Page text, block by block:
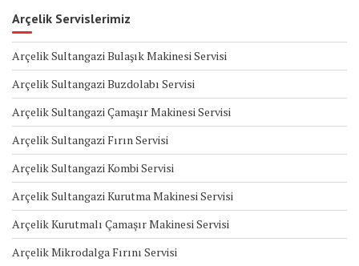
Arçelik Servislerimiz
Arçelik Sultangazi Bulaşık Makinesi Servisi
Arçelik Sultangazi Buzdolabı Servisi
Arçelik Sultangazi Çamaşır Makinesi Servisi
Arçelik Sultangazi Fırın Servisi
Arçelik Sultangazi Kombi Servisi
Arçelik Sultangazi Kurutma Makinesi Servisi
Arçelik Kurutmalı Çamaşır Makinesi Servisi
Arçelik Mikrodalga Fırını Servisi